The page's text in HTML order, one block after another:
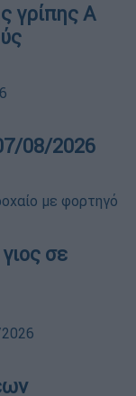
γρίπης Α
08/2026
σε